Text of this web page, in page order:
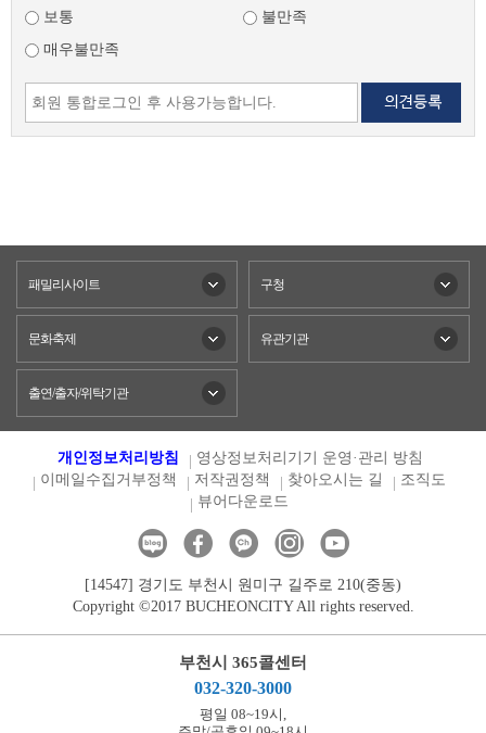
보통
불만족
매우불만족
패밀리사이트 구청
문화축제 유관기관
출연/출자/위탁기관
개인정보처리방침
영상정보처리기기 운영·관리 방침
이메일수집거부정책
저작권정책 찾아오시는 길
조직도
뷰어다운로드
[14547] 경기도 부천시 원미구 길주로 210(중동)
Copyright ©2017 BUCHEONCITY All rights reserved.
부천시 365콜센터
032-320-3000
평일 08~19시,